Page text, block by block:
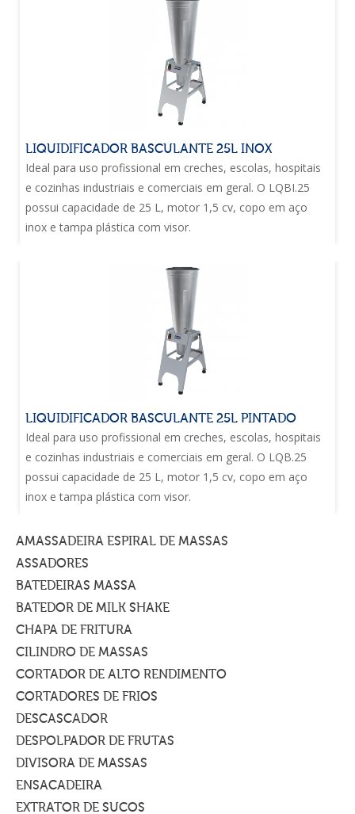
LIQUIDIFICADOR BASCULANTE 25L INOX
Ideal para uso profissional em creches, escolas, hospitais
e cozinhas industriais e comerciais em geral. O LQBI.25
possui capacidade de 25 L, motor 1,5 cv, copo em aço
inox e tampa plástica com visor.
LIQUIDIFICADOR BASCULANTE 25L PINTADO
Ideal para uso profissional em creches, escolas, hospitais
e cozinhas industriais e comerciais em geral. O LQB.25
possui capacidade de 25 L, motor 1,5 cv, copo em aço
inox e tampa plástica com visor.
AMASSADEIRA ESPIRAL DE MASSAS
ASSADORES
BATEDEIRAS MASSA
BATEDOR DE MILK SHAKE
CHAPA DE FRITURA
CILINDRO DE MASSAS
CORTADOR DE ALTO RENDIMENTO
CORTADORES DE FRIOS
DESCASCADOR
DESPOLPADOR DE FRUTAS
DIVISORA DE MASSAS
ENSACADEIRA
EXTRATOR DE SUCOS